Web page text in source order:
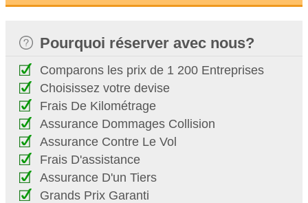
Pourquoi réserver avec nous?
Comparons les prix de 1 200 Entreprises
Choisissez votre devise
Frais De Kilométrage
Assurance Dommages Collision
Assurance Contre Le Vol
Frais D'assistance
Assurance D'un Tiers
Grands Prix Garanti